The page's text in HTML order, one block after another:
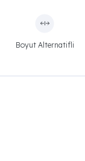
Boyut Alternatifli